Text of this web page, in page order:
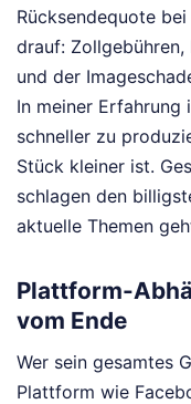
Rücksendequote
drauf:
und der
In meiner Erfahrung
schneller zu
Stück kleiner ist.
schlagen den
aktuelle Themen
Plattform-
vom Ende
Wer sein gesamtes
Plattform wie